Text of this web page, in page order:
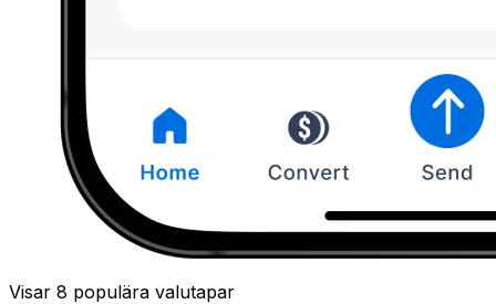
Visar 8 populära valutapar